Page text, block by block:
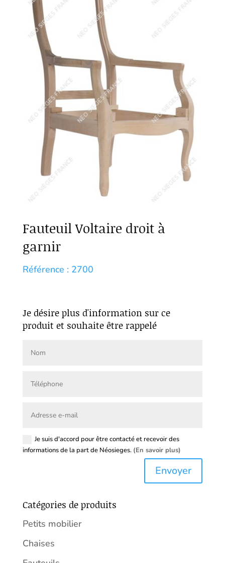
Fauteuil Voltaire droit à
garnir
Référence : 2700
Je désire plus d'information sur ce
produit et souhaite être rappelé
Je suis d'accord pour être contacté et recevoir des
informations de la part de Néosieges. (En savoir plus)
Envoyer
Catégories de produits
Petits mobilier
Chaises